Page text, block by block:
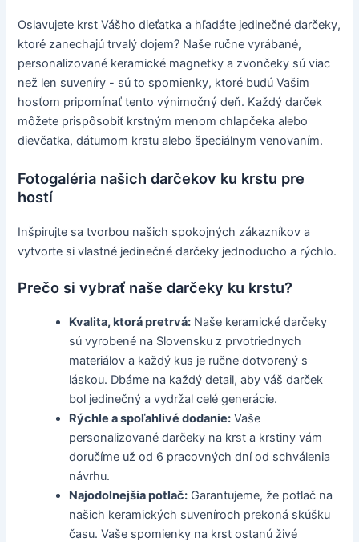
Oslavujete krst Vášho dieťatka a hľadáte jedinečné darčeky,
ktoré zanechajú trvalý dojem? Naše ručne vyrábané,
personalizované keramické magnetky a zvončeky sú viac
než len suveníry - sú to spomienky, ktoré budú Vašim
hosťom pripomínať tento výnimočný deň. Každý darček
môžete prispôsobiť krstným menom chlapčeka alebo
dievčatka, dátumom krstu alebo špeciálnym venovaním.
Fotogaléria našich darčekov ku krstu pre
hostí
Inšpirujte sa tvorbou našich spokojných zákazníkov a
vytvorte si vlastné jedinečné darčeky jednoducho a rýchlo.
Prečo si vybrať naše darčeky ku krstu?
Kvalita, ktorá pretrvá: Naše keramické darčeky
sú vyrobené na Slovensku z prvotriednych
materiálov a každý kus je ručne dotvorený s
láskou. Dbáme na každý detail, aby váš darček
bol jedinečný a vydržal celé generácie.
Rýchle a spoľahlivé dodanie: Vaše
personalizované darčeky na krst a krstiny vám
doručíme už od 6 pracovných dní od schválenia
návrhu.
Najodolnejšia potlač: Garantujeme, že potlač na
našich keramických suveníroch prekoná skúšku
času. Vaše spomienky na krst ostanú živé